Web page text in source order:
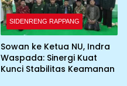
SIDENRENG RAPPANG
Sowan ke Ketua NU, Indra
Waspada: Sinergi Kuat
Kunci Stabilitas Keamanan